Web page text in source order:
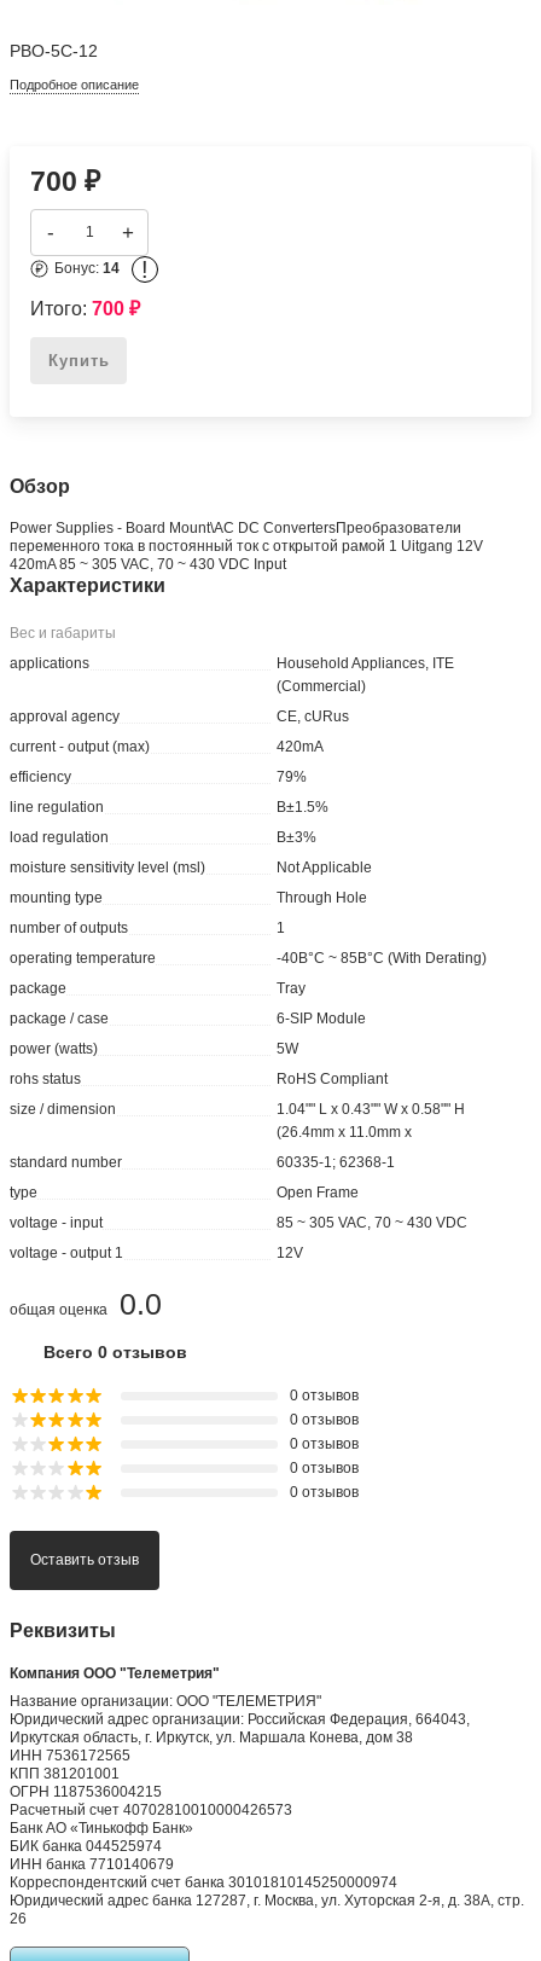
PBO-5C-12
Подробное описание
700₽
- +
Бонус:14 !
Итого:700₽
Купить
Обзор
Power Supplies - Board Mount\AC DC ConvertersПреобразователи
переменного тока в постоянный ток с открытой рамой 1 Uitgang 12V
420mA 85 ~ 305 VAC, 70 ~ 430 VDC Input
Характеристики
Вес и габариты
applications
Household Appliances, ITE
(Commercial)
approval agency
CE, cURus
current - output (max)
420mA
efficiency
79%
line regulation
В±1.5%
load regulation
В±3%
moisture sensitivity level (msl)
Not Applicable
mounting type
Through Hole
number of outputs
1
operating temperature
-40В°C ~ 85В°C (With Derating)
package
Tray
package / case
6-SIP Module
power (watts)
5W
rohs status
RoHS Compliant
size / dimension
1.04"" L x 0.43"" W x 0.58"" H
(26.4mm x 11.0mm x
standard number
60335-1; 62368-1
type
Open Frame
voltage - input
85 ~ 305 VAC, 70 ~ 430 VDC
voltage - output 1
12V
0.0
общая оценка
Всего 0 отзывов
0 отзывов
0 отзывов
0 отзывов
0 отзывов
0 отзывов
Оставить отзыв
Реквизиты
Компания ООО "Телеметрия"
Название организации: ООО "ТЕЛЕМЕТРИЯ"
Юридический адрес организации: Российская Федерация, 664043,
Иркутская область, г. Иркутск, ул. Маршала Конева, дом 38
ИНН 7536172565
КПП 381201001
ОГРН 1187536004215
Расчетный счет 40702810010000426573
Банк АО «Тинькофф Банк»
БИК банка 044525974
ИНН банка 7710140679
Корреспондентский счет банка 30101810145250000974
Юридический адрес банка 127287, г. Москва, ул. Хуторская 2-я, д. 38А, стр.
26